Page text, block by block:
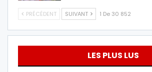
PRÉCÉDENT SUIVANT 1 De 30 852
LES PLUS LUS